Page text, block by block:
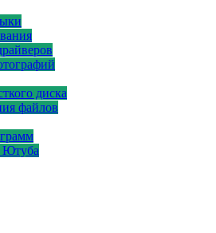
диска
файлов
Ютуба